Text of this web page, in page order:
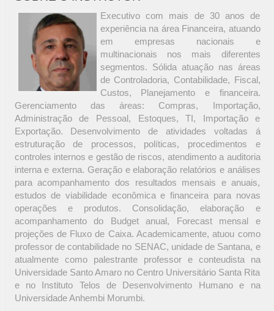
Executivo com mais de 30 anos de
experiência na área Financeira, atuando
em empresas nacionais e
multinacionais nos mais diferentes
segmentos. Sólida atuação nas áreas
de Controladoria, Contabilidade, Fiscal,
Custos, Planejamento e financeira.
Gerenciamento das áreas: Compras, Importação,
Administração de Pessoal, Estoques, TI, Importação e
Exportação. Desenvolvimento de atividades voltadas á
estruturação de processos, políticas, procedimentos e
controles internos e gestão de riscos, atendimento a auditoria
interna e externa. Geração e elaboração relatórios e análises
para acompanhamento dos resultados mensais e anuais,
estudos de viabilidade econômica e financeira para novas
operações e produtos. Consolidação, elaboração e
acompanhamento do Budget anual, Forecast mensal e
projeções de Fluxo de Caixa. Academicamente, atuou como
professor de contabilidade no SENAC, unidade de Santana, e
atualmente como palestrante professor e conteudista na
Universidade Santo Amaro no Centro Universitário Santa Rita
e no Instituto Telos de Desenvolvimento Humano e na
Universidade Anhembi Morumbi.